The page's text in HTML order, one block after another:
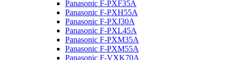
Panasonic F-PXF35A
Panasonic F-PXH55A
Panasonic F-PXJ30A
Panasonic F-PXL45A
Panasonic F-PXM35A
Panasonic F-PXM55A
Panasonic F-VXK70A